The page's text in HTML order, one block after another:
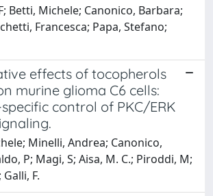
Betti, Michele; Canonico, Barbara;
Francesca; Papa, Stefano;
effects of tocopherols
murine glioma C6 cells:
control of PKC/ERK
Minelli, Andrea; Canonico,
P; Magi, S; Aisa, M. C.; Piroddi, M;
F.